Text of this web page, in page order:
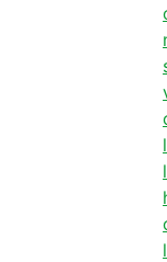
l
l
l